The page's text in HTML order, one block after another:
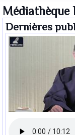
Médiathèque
Dernières